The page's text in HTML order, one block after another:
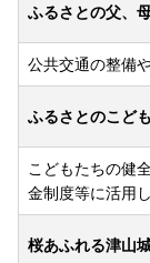
ふるさとの父、
公共交通の整備
ふるさとのこど
こどもたちの健
金制度等に活用し
桜あふれる津山